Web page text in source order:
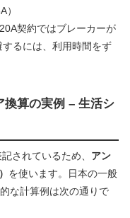
）
契約ではブレーカーが
るには、利用時間をず
換算の実例 – 生活シ
されているため、 アン
を使います。日本の一般
な計算例は次の通りで